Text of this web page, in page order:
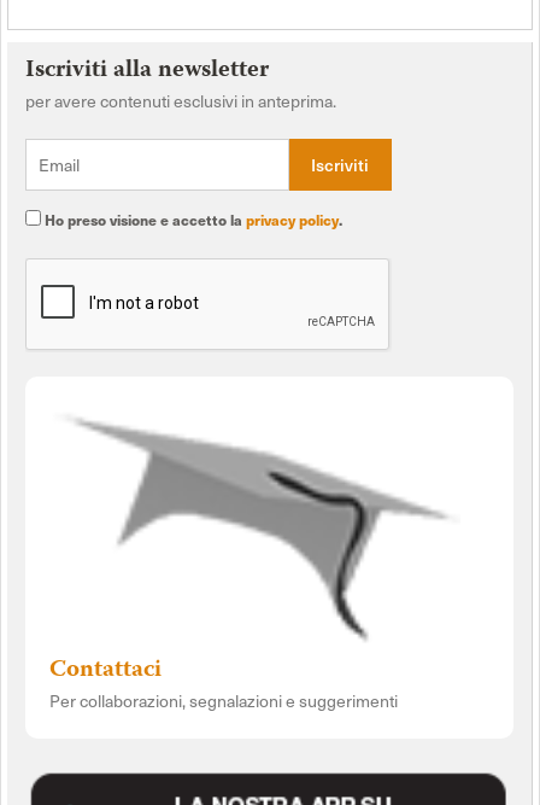
Iscriviti alla newsletter
per avere contenuti esclusivi in anteprima.
Ho preso visione e accetto la privacy policy.
Contattaci
Per collaborazioni, segnalazioni e suggerimenti